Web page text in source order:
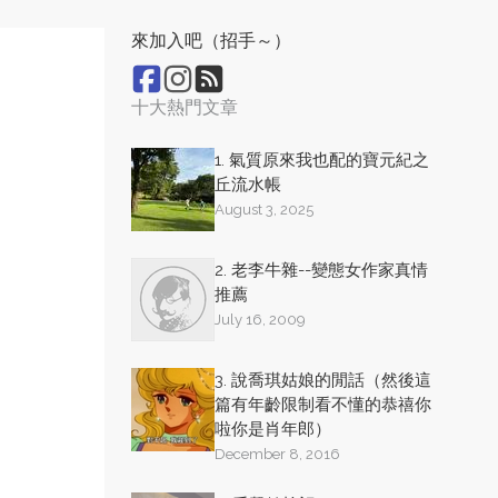
來加入吧（招手～）
十大熱門文章
1. 氣質原來我也配的寶元紀之
丘流水帳
August 3, 2025
2. 老李牛雜--變態女作家真情
推薦
July 16, 2009
3. 說喬琪姑娘的閒話（然後這
篇有年齡限制看不懂的恭禧你
啦你是肖年郎）
December 8, 2016